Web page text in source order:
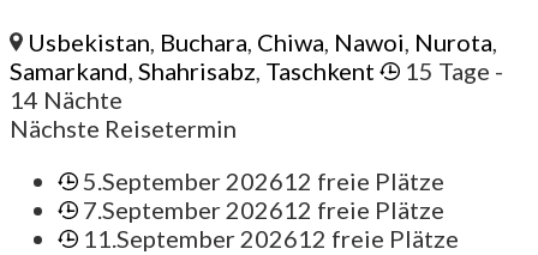
Usbekistan, Buchara, Chiwa, Nawoi, Nurota,
Samarkand, Shahrisabz, Taschkent 15 Tage -
14 Nächte
Nächste Reisetermin
5.September 202612 freie Plätze
7.September 202612 freie Plätze
11.September 202612 freie Plätze